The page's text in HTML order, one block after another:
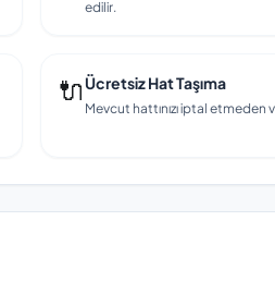
edilir.
🔌Ücretsiz Hat Taşıma
Mevcut hattınızı iptal